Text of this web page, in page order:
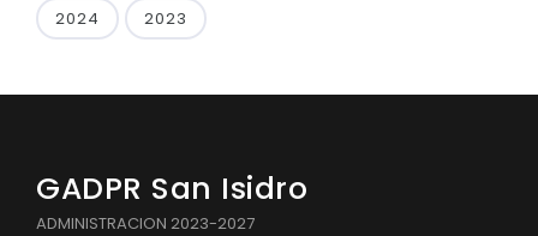
2024 2023
GADPR San Isidro
ADMINISTRACION 2023-2027